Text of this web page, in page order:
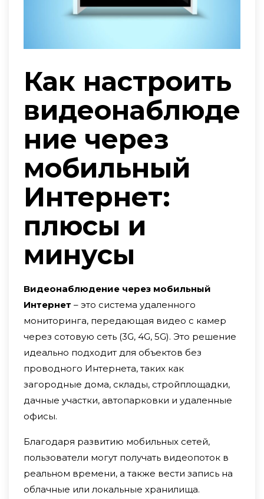
Как настроить
видеонаблюде
ние через
мобильный
Интернет:
плюсы и
минусы
Видеонаблюдение через мобильный
Интернет – это система удаленного
мониторинга, передающая видео с камер
через сотовую сеть (3G, 4G, 5G). Это решение
идеально подходит для объектов без
проводного Интернета, таких как
загородные дома, склады, стройплощадки,
дачные участки, автопарковки и удаленные
офисы.
Благодаря развитию мобильных сетей,
пользователи могут получать видеопоток в
реальном времени, а также вести запись на
облачные или локальные хранилища.